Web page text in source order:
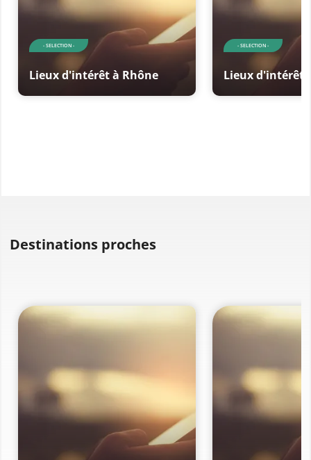
- SELECTION -
Lieux d'intérêt à Rhône
- SELECTION -
Lieux d'intérêt
Destinations proches